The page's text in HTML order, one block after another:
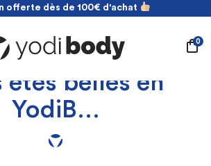
offerte dès de 100€ d'achat
offerte dès de 100€ d'achat
0
êtes belles en
YodiB…